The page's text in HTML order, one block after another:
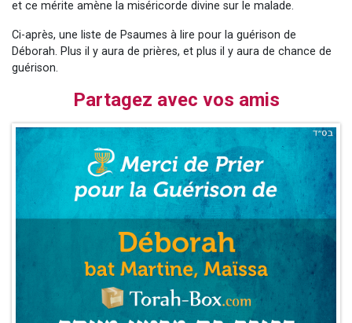
Ariel vient de donner son Maasser
Eva vient de donner son Maasser
et ce mérite amène la miséricorde divine sur le malade.
Ci-après, une liste de Psaumes à lire pour la guérison de
Déborah. Plus il y aura de prières, et plus il y aura de chance de
guérison.
Partagez avec vos amis